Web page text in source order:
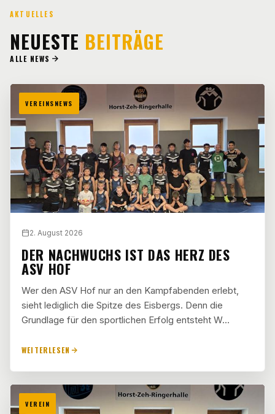
AKTUELLES
NEUESTE BEITRÄGE
ALLE NEWS
VEREINSNEWS
2. August 2026
DER NACHWUCHS IST DAS HERZ DES
ASV HOF
Wer den ASV Hof nur an den Kampfabenden erlebt,
sieht lediglich die Spitze des Eisbergs. Denn die
Grundlage für den sportlichen Erfolg entsteht W…
WEITERLESEN
VEREIN